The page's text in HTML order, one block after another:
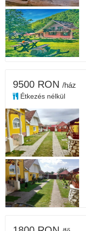
9500 RON /ház
Étkezés nélkül